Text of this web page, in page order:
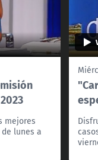
mejores
lunes a